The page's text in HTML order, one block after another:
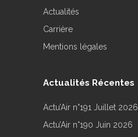
Actualités
Carrière
Mentions légales
Actualités Récentes
Actu’Air n°191 Juillet 2026
Actu’Air n°190 Juin 2026